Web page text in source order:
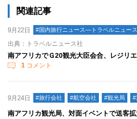
関連記事
9月22日 #国内旅行ニュース―トラベルニュー
出典：トラベルニュース社
南アフリカでＧ20観光大臣会合、レジリ
1 コメント
9月24日 #旅行会社 #航空会社 #観光局 #
南アフリカ観光局、対面イベントで送客